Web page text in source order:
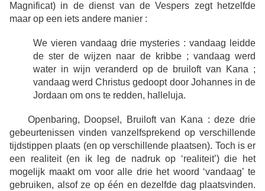
Magnificat) in de dienst van de Vespers zegt hetzelfde
maar op een iets andere manier :
We vieren vandaag drie mysteries : vandaag leidde
de ster de wijzen naar de kribbe ; vandaag werd
water in wijn veranderd op de bruiloft van Kana ;
vandaag werd Christus gedoopt door Johannes in de
Jordaan om ons te redden, halleluja.
Openbaring, Doopsel, Bruiloft van Kana : deze drie
gebeurtenissen vinden vanzelfsprekend op verschillende
tijdstippen plaats (en op verschillende plaatsen). Toch is er
een realiteit (en ik leg de nadruk op ‘realiteit’) die het
mogelijk maakt om voor alle drie het woord ‘vandaag’ te
gebruiken, alsof ze op één en dezelfde dag plaatsvinden.